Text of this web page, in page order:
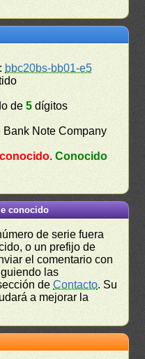
: bbc20bs-bb01-e5
de5 dígitos
Bank Note Company
.Conocido
conocido
de serie fuera
o un prefijo de
el comentario con
las
deContacto. Su
a mejorar la